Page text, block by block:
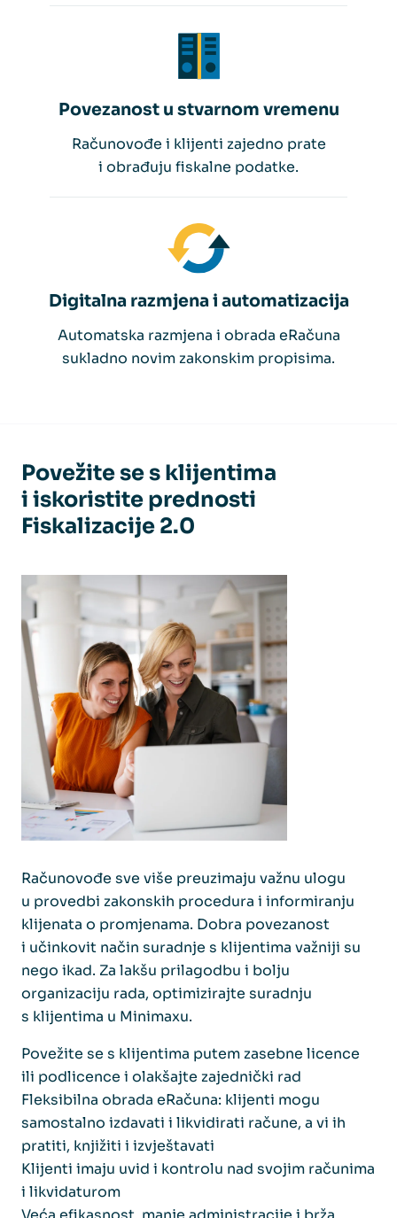
Povezanost u stvarnom vremenu
Računovođe i klijenti zajedno prate
i obrađuju fiskalne podatke.
Digitalna razmjena i automatizacija
Automatska razmjena i obrada eRačuna
sukladno novim zakonskim propisima.
Povežite se s klijentima
i iskoristite prednosti
Fiskalizacije 2.0
Računovođe sve više preuzimaju važnu ulogu
u provedbi zakonskih procedura i informiranju
klijenata o promjenama. Dobra povezanost
i učinkovit način suradnje s klijentima važniji su
nego ikad. Za lakšu prilagodbu i bolju
organizaciju rada, optimizirajte suradnju
s klijentima u Minimaxu.
Povežite se s klijentima putem zasebne licence
ili podlicence i olakšajte zajednički rad
Fleksibilna obrada eRačuna: klijenti mogu
samostalno izdavati i likvidirati račune, a vi ih
pratiti, knjižiti i izvještavati
Klijenti imaju uvid i kontrolu nad svojim računima
i likvidaturom